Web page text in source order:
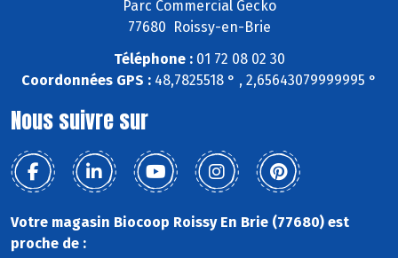
Parc Commercial Gecko
77680 Roissy-en-Brie
Téléphone :01 72 08 02 30
Coordonnées GPS : 48,7825518 ° , 2,65643079999995 °
Nous suivre sur
Votre magasin Biocoop Roissy En Brie (77680) est
proche de :